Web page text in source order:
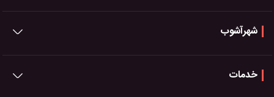
شهرآشوب
خدمات